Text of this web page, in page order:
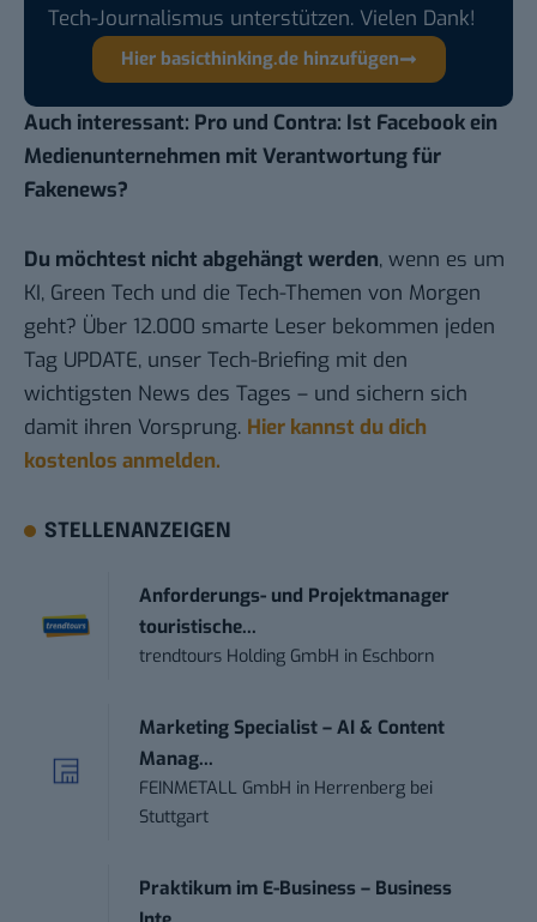
Tech-Journalismus unterstützen. Vielen Dank!
Hier basicthinking.de hinzufügen
Auch interessant: Pro und Contra: Ist Facebook ein
Medienunternehmen mit Verantwortung für
Fakenews?
Du möchtest nicht abgehängt werden, wenn es um
KI, Green Tech und die Tech-Themen von Morgen
geht? Über 12.000 smarte Leser bekommen jeden
Tag UPDATE, unser Tech-Briefing mit den
wichtigsten News des Tages – und sichern sich
damit ihren Vorsprung. Hier kannst du dich
kostenlos anmelden.
STELLENANZEIGEN
Anforderungs- und Projektmanager
touristische...
trendtours Holding GmbH in Eschborn
Marketing Specialist – AI & Content
Manag...
FEINMETALL GmbH in Herrenberg bei
Stuttgart
Praktikum im E-Business – Business